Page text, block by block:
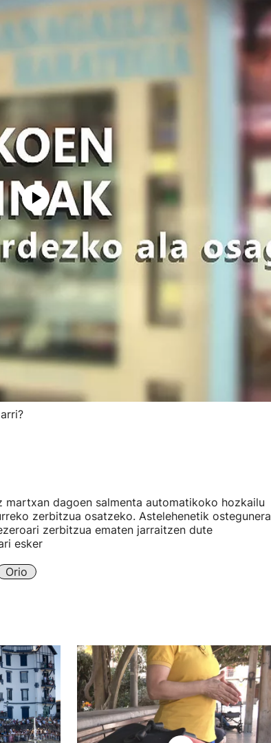
dagoen salmenta automatikoko hozkailu
zerbitzua osatzeko. Astelehenetik ostegunera
zerbitzua ematen jarraitzen dute
esker
Orio